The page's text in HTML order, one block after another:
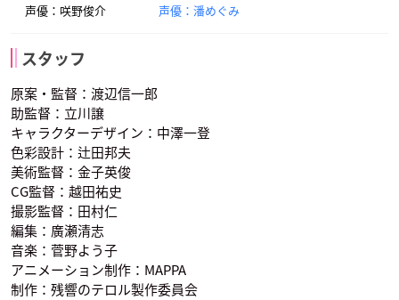
声優：咲野俊介 声優：潘めぐみ
スタッフ
原案・監督：渡辺信一郎
助監督：立川譲
キャラクターデザイン：中澤一登
色彩設計：辻田邦夫
美術監督：金子英俊
CG監督：越田祐史
撮影監督：田村仁
編集：廣瀬清志
音楽：菅野よう子
アニメーション制作：MAPPA
制作：残響のテロル製作委員会